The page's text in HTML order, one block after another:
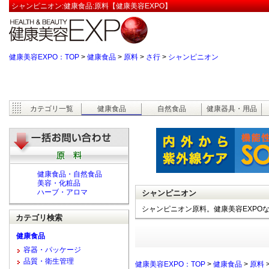
シャンピニオン:健康食品:原料【健康美容EXPO】
健康美容EXPO：TOP > 健康食品 > 原料 > さ行 > シャンピニオン
カテゴリ一覧 健康食品 自然食品 健康器具・用品
シャンピニオン
シャンピニオン原料。健康美容EXPO
健康美容EXPO：TOP > 健康食品 > 原料
健康食品・自然食品
美容・化粧品
ハーブ・アロマ
カテゴリ検索
健康食品
容器・パッケージ
品質・衛生管理